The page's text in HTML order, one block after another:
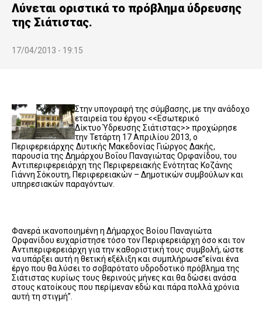
Λύνεται οριστικά το πρόβλημα ύδρευσης
της Σιάτιστας.
17/04/2013 - 19:15
Στην υπογραφή της σύμβασης, με την ανάδοχο
εταιρεία του έργου <<Εσωτερικό
Δίκτυο Ύδρευσης Σιάτιστας>> προχώρησε
την Τετάρτη 17 Απριλίου 2013, ο
Περιφερειάρχης Δυτικής Μακεδονίας Γιώργος Δακής,
παρουσία της Δημάρχου Βοΐου Παναγιώτας Ορφανίδου, του
Αντιπεριφερειάρχη της Περιφερειακής Ενότητας Κοζάνης
Γιάννη Σόκουτη, Περιφερειακών – Δημοτικών συμβούλων και
υπηρεσιακών παραγόντων.
Φανερά ικανοποιημένη η Δήμαρχος Βοίου Παναγιώτα
Ορφανίδου ευχαρίστησε τόσο τον Περιφερειάρχη όσο και τον
Αντιπεριφερειάρχη για την καθοριστική τους συμβολή, ώστε
να υπάρξει αυτή η θετική εξέλιξη και συμπλήρωσε”είναι ένα
έργο που θα λύσει το σοβαρότατο υδροδοτικό πρόβλημα της
Σιάτιστας κυρίως τους θερινούς μήνες και θα δώσει ανάσα
στους κατοίκους που περίμεναν εδώ και πάρα πολλά χρόνια
αυτή τη στιγμή”.